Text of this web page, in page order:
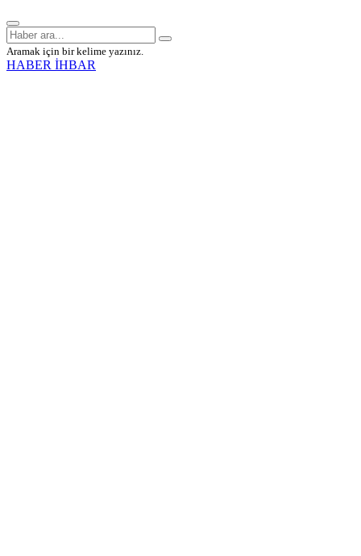
Aramak için bir kelime yazınız.
HABER İHBAR